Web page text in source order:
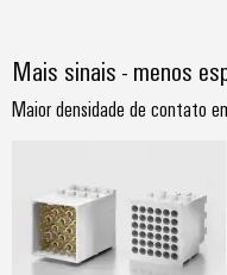
Mais sinais - menos
Maior densidade de contato